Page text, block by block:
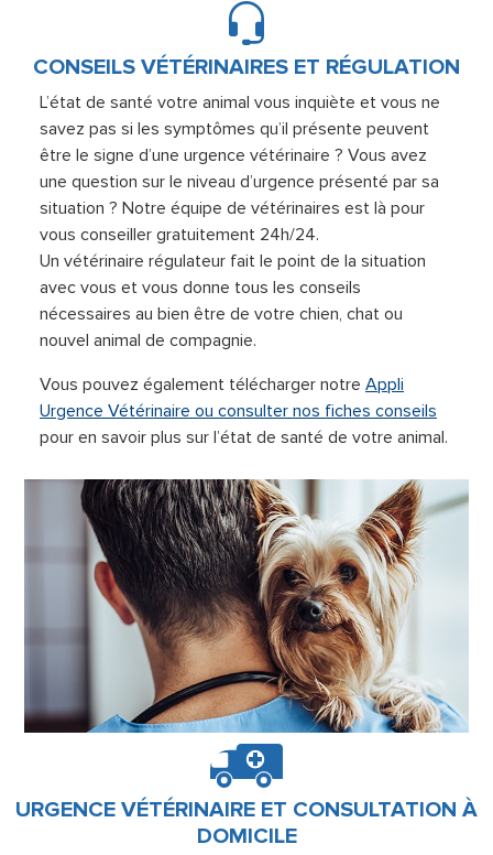
CONSEILS VÉTÉRINAIRES ET RÉGULATION
L’état de santé votre animal vous inquiète et vous ne
savez pas si les symptômes qu’il présente peuvent
être le signe d’une urgence vétérinaire ? Vous avez
une question sur le niveau d’urgence présenté par sa
situation ? Notre équipe de vétérinaires est là pour
vous conseiller gratuitement 24h/24.
Un vétérinaire régulateur fait le point de la situation
avec vous et vous donne tous les conseils
nécessaires au bien être de votre chien, chat ou
nouvel animal de compagnie.
Vous pouvez également télécharger notre Appli
Urgence Vétérinaire ou consulter nos fiches conseils
pour en savoir plus sur l’état de santé de votre animal.
URGENCE VÉTÉRINAIRE ET CONSULTATION À
DOMICILE